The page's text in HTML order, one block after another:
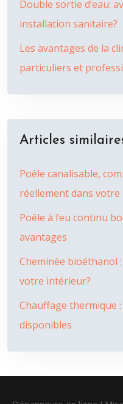
Double sortie d’eau:
installation sanitaire?
Les avantages de la
particuliers et
Articles
Poêle canalisable,
réellement dans votre
Poêle à feu continu
avantages
Cheminée bioéthanol
votre intérieur?
Chauffage thermique
disponibles